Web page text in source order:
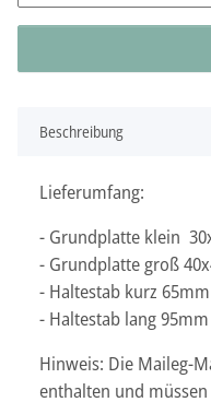
Beschreibung
Lieferumfang:
- Grundplatte klein
- Grundplatte groß
- Haltestab kurz
- Haltestab lang
Hinweis: Die Maileg-
enthalten und